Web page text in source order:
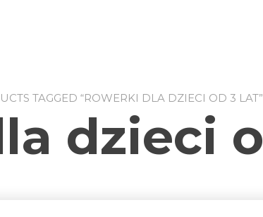
TAGGED “ROWERKI DLA DZIECI OD 3 LAT”
dzieci